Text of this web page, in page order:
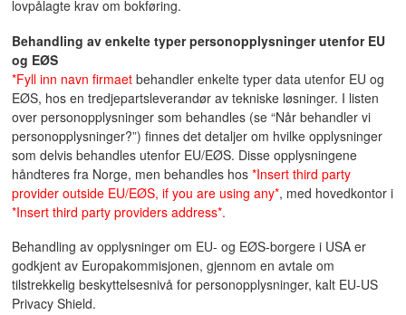
lovpålagte krav om bokføring.
Behandling av enkelte typer personopplysninger utenfor EU
og EØS
*Fyll inn navn firmaet behandler enkelte typer data utenfor EU og
EØS, hos en tredjepartsleverandør av tekniske løsninger. I listen
over personopplysninger som behandles (se “Når behandler vi
personopplysninger?”) finnes det detaljer om hvilke opplysninger
som delvis behandles utenfor EU/EØS. Disse opplysningene
håndteres fra Norge, men behandles hos*Insert third party
provider outside EU/EØS, if you are using any*, med hovedkontor i
*Insert third party providers address*.
Behandling av opplysninger om EU- og EØS-borgere i USA er
godkjent av Europakommisjonen, gjennom en avtale om
tilstrekkelig beskyttelsesnivå for personopplysninger, kalt EU-US
Privacy Shield.